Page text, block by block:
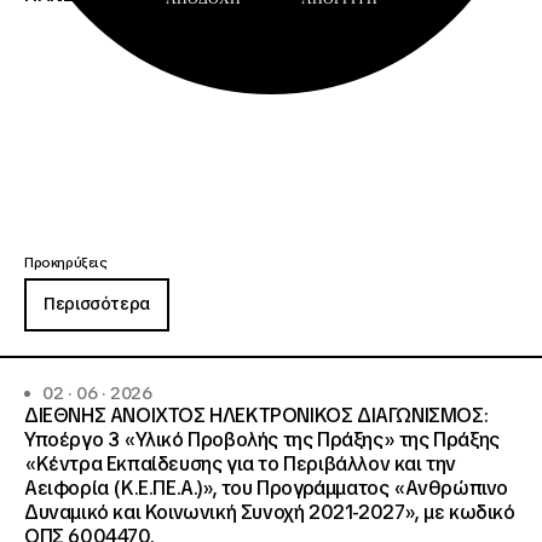
Προκηρύξεις
Περισσότερα
02 · 06 · 2026
ΔΙΕΘΝΗΣ ΑΝΟΙΧΤΟΣ ΗΛΕΚΤΡΟΝΙΚΟΣ ΔΙΑΓΩΝΙΣΜΟΣ:
Υποέργο 3 «Υλικό Προβολής της Πράξης» της Πράξης
«Κέντρα Εκπαίδευσης για το Περιβάλλον και την
Αειφορία (Κ.Ε.ΠΕ.Α.)», του Προγράμματος «Ανθρώπινο
Δυναμικό και Κοινωνική Συνοχή 2021-2027», με κωδικό
ΟΠΣ 6004470.